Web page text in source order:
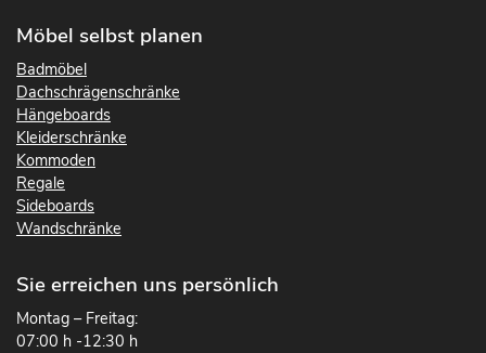
Möbel selbst planen
Badmöbel
Dachschrägenschränke
Hängeboards
Kleiderschränke
Kommoden
Regale
Sideboards
Wandschränke
Sie erreichen uns persönlich
Montag – Freitag:
07:00 h -12:30 h